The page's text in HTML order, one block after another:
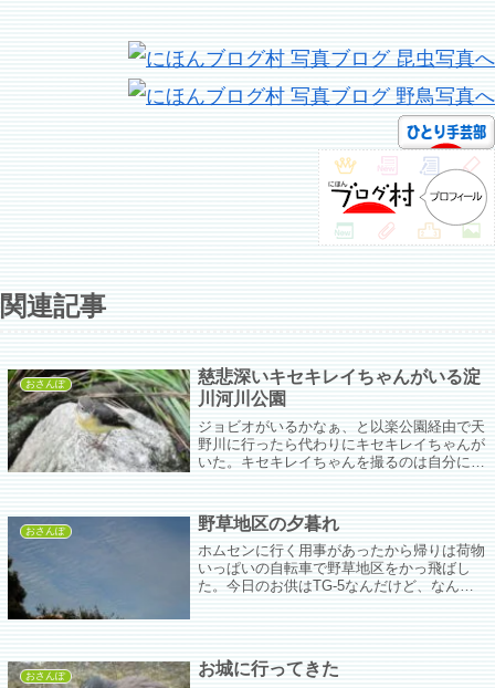
関連記事
おさんぽ
慈悲深いキセキレイちゃんがいる淀
川河川公園
ジョビオがいるかなぁ、と以楽公園経由で天
野川に行ったら代わりにキセキレイちゃんが
いた。キセキレイちゃんを撮るのは自分には
する慈悲に目覚めたのかとびっくりした。
おさんぽ 野草地区の夕暮れ
ホムセンに行く用事があったから帰りは荷物
いっぱいの自転車で野草地区をかっ飛ばし
た。今日のお供はTG-5なんだけど、なん
おさんぽ お城に行ってきた